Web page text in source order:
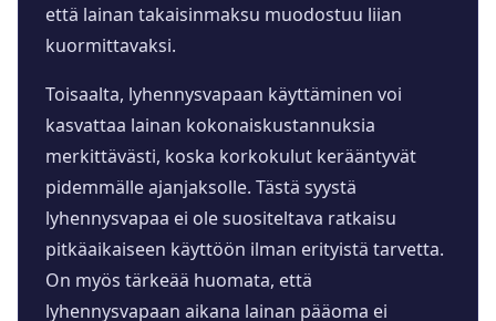
että lainan takaisinmaksu muodostuu liian
kuormittavaksi.
Toisaalta, lyhennysvapaan käyttäminen voi
kasvattaa lainan kokonaiskustannuksia
merkittävästi, koska korkokulut kerääntyvät
pidemmälle ajanjaksolle. Tästä syystä
lyhennysvapaa ei ole suositeltava ratkaisu
pitkäaikaiseen käyttöön ilman erityistä tarvetta.
On myös tärkeää huomata, että
lyhennysvapaan aikana lainan pääoma ei